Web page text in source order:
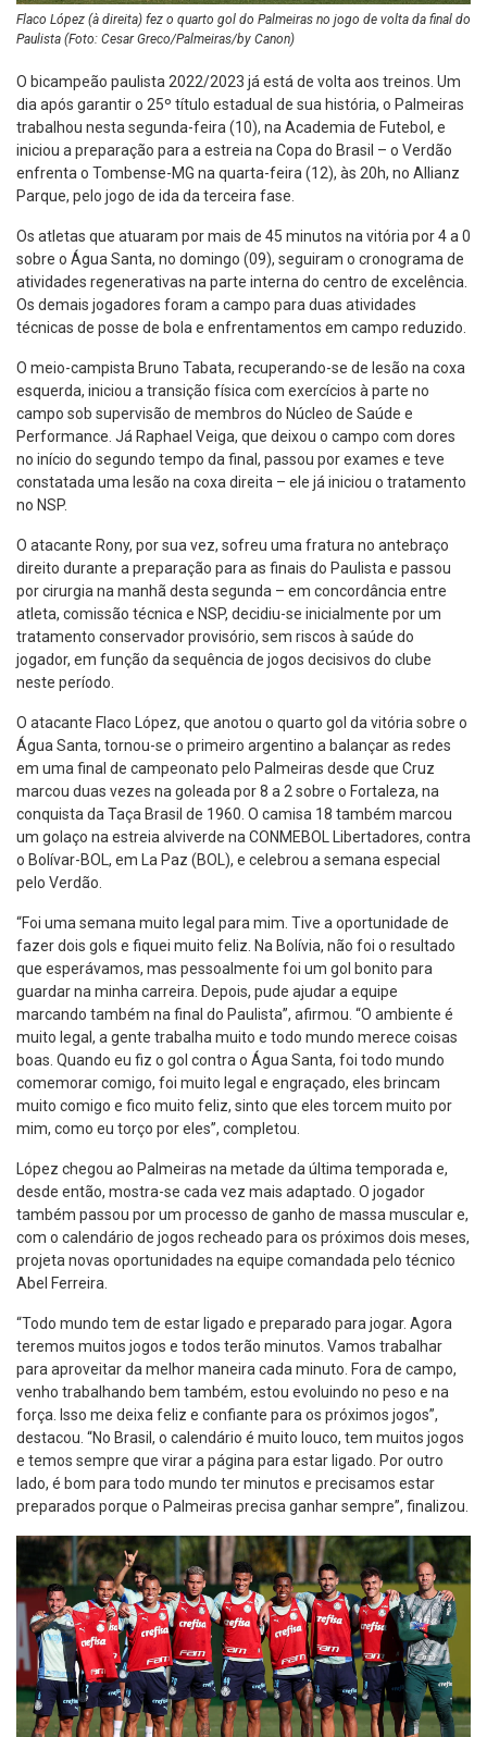
Flaco López (à direita) fez o quarto gol do Palmeiras no jogo de volta da final do
Paulista (Foto: Cesar Greco/Palmeiras/by Canon)
O bicampeão paulista 2022/2023 já está de volta aos treinos. Um
dia após garantir o 25º título estadual de sua história, o Palmeiras
trabalhou nesta segunda-feira (10), na Academia de Futebol, e
iniciou a preparação para a estreia na Copa do Brasil – o Verdão
enfrenta o Tombense-MG na quarta-feira (12), às 20h, no Allianz
Parque, pelo jogo de ida da terceira fase.
Os atletas que atuaram por mais de 45 minutos na vitória por 4 a 0
sobre o Água Santa, no domingo (09), seguiram o cronograma de
atividades regenerativas na parte interna do centro de excelência.
Os demais jogadores foram a campo para duas atividades
técnicas de posse de bola e enfrentamentos em campo reduzido.
O meio-campista Bruno Tabata, recuperando-se de lesão na coxa
esquerda, iniciou a transição física com exercícios à parte no
campo sob supervisão de membros do Núcleo de Saúde e
Performance. Já Raphael Veiga, que deixou o campo com dores
no início do segundo tempo da final, passou por exames e teve
constatada uma lesão na coxa direita – ele já iniciou o tratamento
no NSP.
O atacante Rony, por sua vez, sofreu uma fratura no antebraço
direito durante a preparação para as finais do Paulista e passou
por cirurgia na manhã desta segunda – em concordância entre
atleta, comissão técnica e NSP, decidiu-se inicialmente por um
tratamento conservador provisório, sem riscos à saúde do
jogador, em função da sequência de jogos decisivos do clube
neste período.
O atacante Flaco López, que anotou o quarto gol da vitória sobre o
Água Santa, tornou-se o primeiro argentino a balançar as redes
em uma final de campeonato pelo Palmeiras desde que Cruz
marcou duas vezes na goleada por 8 a 2 sobre o Fortaleza, na
conquista da Taça Brasil de 1960. O camisa 18 também marcou
um golaço na estreia alviverde na CONMEBOL Libertadores, contra
o Bolívar-BOL, em La Paz (BOL), e celebrou a semana especial
pelo Verdão.
“Foi uma semana muito legal para mim. Tive a oportunidade de
fazer dois gols e fiquei muito feliz. Na Bolívia, não foi o resultado
que esperávamos, mas pessoalmente foi um gol bonito para
guardar na minha carreira. Depois, pude ajudar a equipe
marcando também na final do Paulista”, afirmou. “O ambiente é
muito legal, a gente trabalha muito e todo mundo merece coisas
boas. Quando eu fiz o gol contra o Água Santa, foi todo mundo
comemorar comigo, foi muito legal e engraçado, eles brincam
muito comigo e fico muito feliz, sinto que eles torcem muito por
mim, como eu torço por eles”, completou.
López chegou ao Palmeiras na metade da última temporada e,
desde então, mostra-se cada vez mais adaptado. O jogador
também passou por um processo de ganho de massa muscular e,
com o calendário de jogos recheado para os próximos dois meses,
projeta novas oportunidades na equipe comandada pelo técnico
Abel Ferreira.
“Todo mundo tem de estar ligado e preparado para jogar. Agora
teremos muitos jogos e todos terão minutos. Vamos trabalhar
para aproveitar da melhor maneira cada minuto. Fora de campo,
venho trabalhando bem também, estou evoluindo no peso e na
força. Isso me deixa feliz e confiante para os próximos jogos”,
destacou. “No Brasil, o calendário é muito louco, tem muitos jogos
e temos sempre que virar a página para estar ligado. Por outro
lado, é bom para todo mundo ter minutos e precisamos estar
preparados porque o Palmeiras precisa ganhar sempre”, finalizou.